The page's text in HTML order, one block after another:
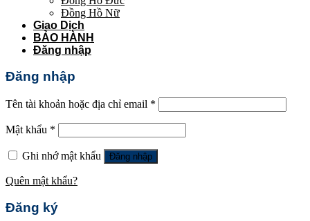
Đồng Hồ Nữ
Giao Dịch
BẢO HÀNH
Đăng nhập
Đăng nhập
Tên tài khoản hoặc địa chỉ email *
Mật khẩu *
Ghi nhớ mật khẩu Đăng nhập
Quên mật khẩu?
Đăng ký